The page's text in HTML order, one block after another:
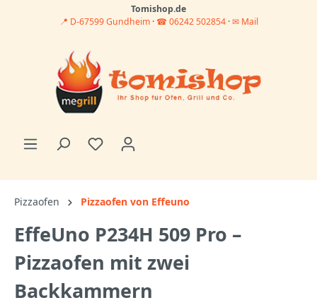
Tomishop.de
📍 D-67599 Gundheim · ☎ 06242 502854·✉ Mail
Pizzaofen Pizzaofen von Effeuno
EffeUno P234H 509 Pro –
Pizzaofen mit zwei
Backkammern